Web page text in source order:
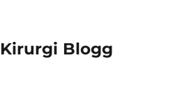
Blogg